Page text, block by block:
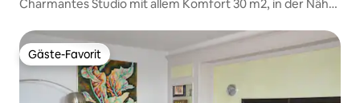
Charmantes Studio mit allem Komfort 30 m2, in der Nähe
Gäste-Favorit
Gäste-Favorit